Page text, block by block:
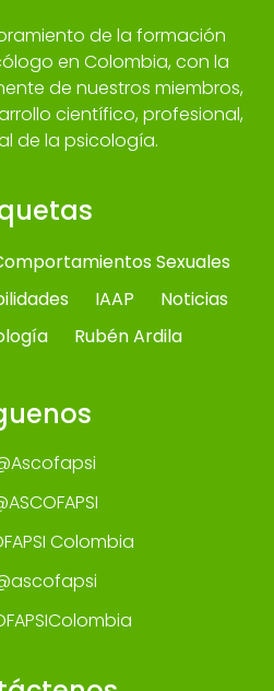
de la formación
en Colombia, con la
de nuestros miembros,
científico, profesional,
de la psicología.
Sexuales
IAAP
Noticias
Rubén Ardila
Colombia